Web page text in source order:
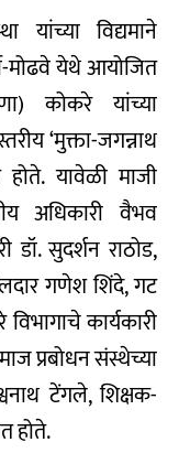
यांच्या विद्यमाने
मोढवे येथे आयोजित
कोकरे यांच्या
‘मुक्ता-जगन्नाथ
यावेळी माजी
अधिकारी वैभव
डॉ. सुदर्शन राठोड,
गणेश शिंदे, गट
कार्यकारी
प्रबोधन संस्थेच्या
टेंगले, शिक्षक-
होते.